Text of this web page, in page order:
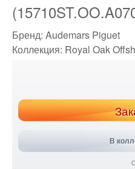
Бренд: Audemars Piguet
Коллекция: Royal Oak
В